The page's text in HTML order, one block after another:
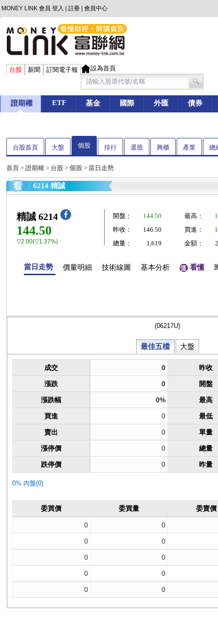
MONEY LINK 會員 登入 註冊 會員中心
台股 新聞 訂閱電子報 設為首頁
證期權 ETF 基金 國際 外匯 債券
台股首頁 大盤 個股 排行 選股 興櫃 產業 總
首頁 > 證期權 > 台股 > 個股 > 當日走勢
6214 精誠
精誠 6214
144.50
▽2.00(▽1.37%)
開盤： 144.50 最高：
昨收：
146.50 買進：
總量：
1,619 金額：
當日走勢 價量明細 技術線圖 基本分析 看懂